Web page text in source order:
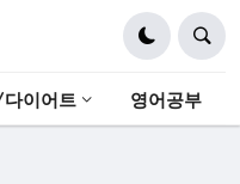
이어트 영어공부